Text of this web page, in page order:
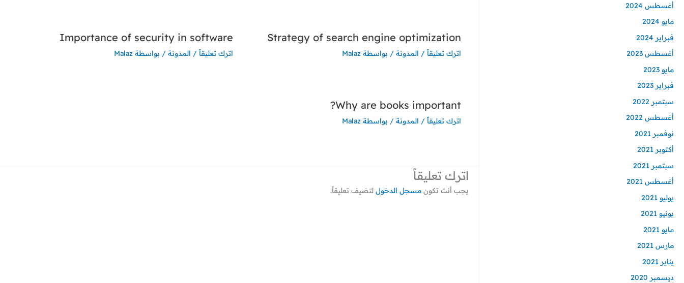
أغسطس 2024
مايو 2024
فبراير 2024
أغسطس 2023
مايو 2023
فبراير 2023
سبتمبر 2022
أغسطس 2022
نوفمبر 2021
أكتوبر 2021
سبتمبر 2021
أغسطس 2021
يوليو 2021
يونيو 2021
مايو 2021
مارس 2021
يناير 2021
ديسمبر 2020
Strategy of search engine optimization
اترك تعليقاً / المدونة / بواسطة Malaz
Importance of security in software
اترك تعليقاً / المدونة/ بواسطة Malaz
Why are books important?
اترك تعليقاً / المدونة / بواسطة Malaz
اترك تعليقاً
يجب أنت تكونمسجل الدخول لتضيف تعليقاً.